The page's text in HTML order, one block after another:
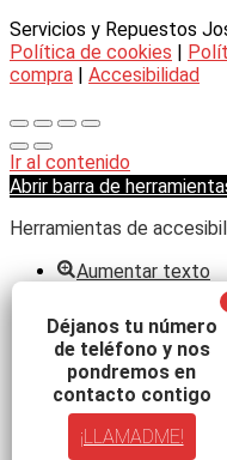
Servicios y Repuestos
Política de cookies |
compra | Accesibilidad
Déjanos tu número
de teléfono y nos
pondremos en
contacto contigo
¡LLAMADME!
Ir al contenido
Abrir barra de
Herramientas de
Aumentar texto
Escala de grises
Alto contraste
Contraste negativo
Fondo claro
Subrayar enlaces
Fuente legible